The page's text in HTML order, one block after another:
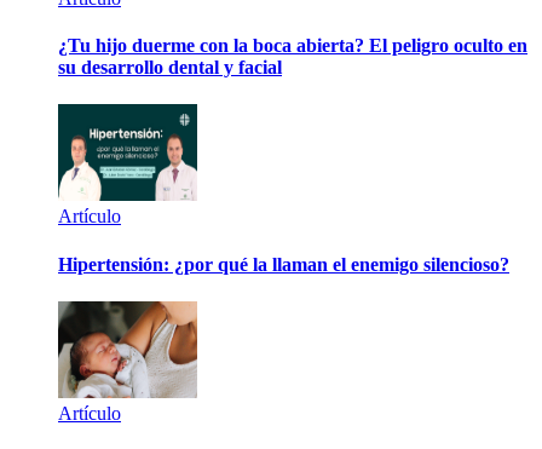
¿Tu hijo duerme con la boca abierta? El peligro oculto en
su desarrollo dental y facial
Artículo
Hipertensión: ¿por qué la llaman el enemigo silencioso?
Artículo